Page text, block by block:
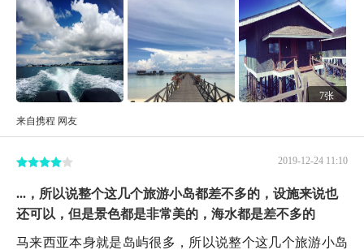
7张
来自携程 网友
2019-12-24 11:10
...，所以说整个这几个旅游小岛都差不多的，设施来说也
还可以，但是景色都是非常美的，海水都是差不多的
马来西亚本身就是岛屿很多，所以说整个这几个旅游小岛